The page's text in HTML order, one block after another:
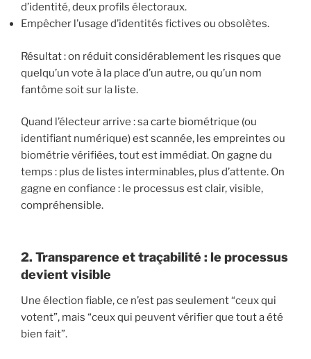
d’identité, deux profils électoraux.
Empêcher l’usage d’identités fictives ou obsolètes.
Résultat : on réduit considérablement les risques que
quelqu’un vote à la place d’un autre, ou qu’un nom
fantôme soit sur la liste.
Quand l’électeur arrive : sa carte biométrique (ou
identifiant numérique) est scannée, les empreintes ou
biométrie vérifiées, tout est immédiat. On gagne du
temps : plus de listes interminables, plus d’attente. On
gagne en confiance : le processus est clair, visible,
compréhensible.
2. Transparence et traçabilité : le processus
devient visible
Une élection fiable, ce n’est pas seulement “ceux qui
votent”, mais “ceux qui peuvent vérifier que tout a été
bien fait”.